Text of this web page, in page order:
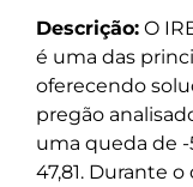
Descrição: O
é uma das
oferecendo
pregão
uma queda de -
47,81. Durante